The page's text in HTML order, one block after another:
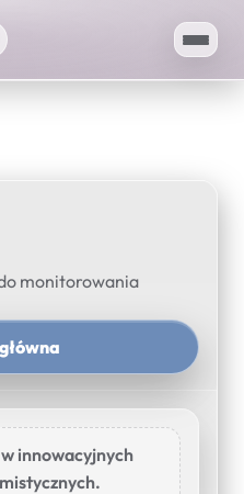
Test prędkości
Moja lokalizacja IP
Wsparcie
monitorowania
innowacyjnych